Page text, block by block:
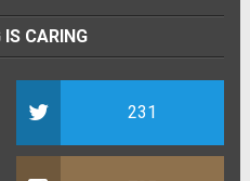
IS CARING
231